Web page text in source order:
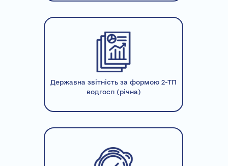
Державна звітність за формою 2-ТП
водгосп (річна)